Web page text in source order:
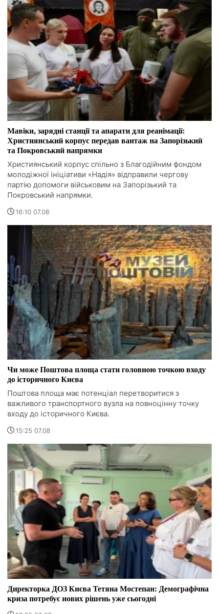
Мавіки, зарядні станції та апарати для реанімації:
Християнський корпус передав вантаж на Запорізький
та Покровський напрямки
Християнський корпус спільно з Благодійним фондом
молодіжної ініціативи «Надія» відправили чергову
партію допомоги військовим на Запорізький та
Покровський напрямки.
16:10 07.08
Чи може Поштова площа стати головною точкою входу
до історичного Києва
Поштова площа має потенціал перетворитися з
важливого транспортного вузла на повноцінну точку
входу до історичного Києва.
15:25 07.08
Директорка ДОЗ Києва Тетяна Мостепан: Демографічна
криза потребує нових рішень уже сьогодні